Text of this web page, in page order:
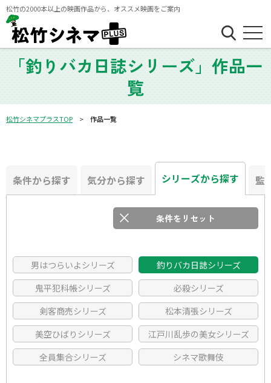
松竹の2000本以上の映画作品から、オススメ映画をご案内
「釣りバカ日誌シリーズ」作品一
覧
松竹シネマプラスTOP 作品一覧
条件から探す 気分から探す シリーズから探す 監
条件をリセット
フリーワード
注目のワード
映像区分
たくさん笑いたい
泣きたい時に
名作に感動したい
スカッとしたい
実話が観たい
キュンキュンしたい
家族の絆に感動
動物に癒されたい
大切な人と観たい
元気をもらいたい
男はつらいよシリーズ
釣りバカ日誌シリーズ
鬼平犯科帳シリーズ
必殺シリーズ
剣客商売シリーズ
松本清張シリーズ
美空ひばりシリーズ
江戸川乱歩の美女シリーズ
全員集合シリーズ
シネマ歌舞伎